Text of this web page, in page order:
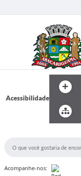
Acessibilidade
Acompanhe-nos: